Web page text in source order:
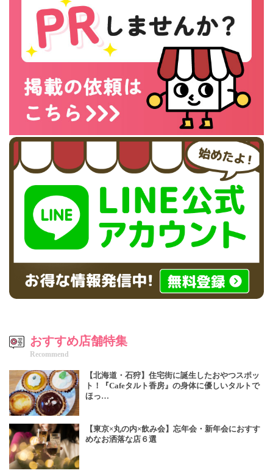
おすすめ店舗特集
Recommend
【北海道・石狩】住宅街に誕生したおやつスポッ
ト！『Cafeタルト香房』の身体に優しいタルトで
ほっ…
【東京×丸の内×飲み会】忘年会・新年会におすす
めなお洒落な店６選